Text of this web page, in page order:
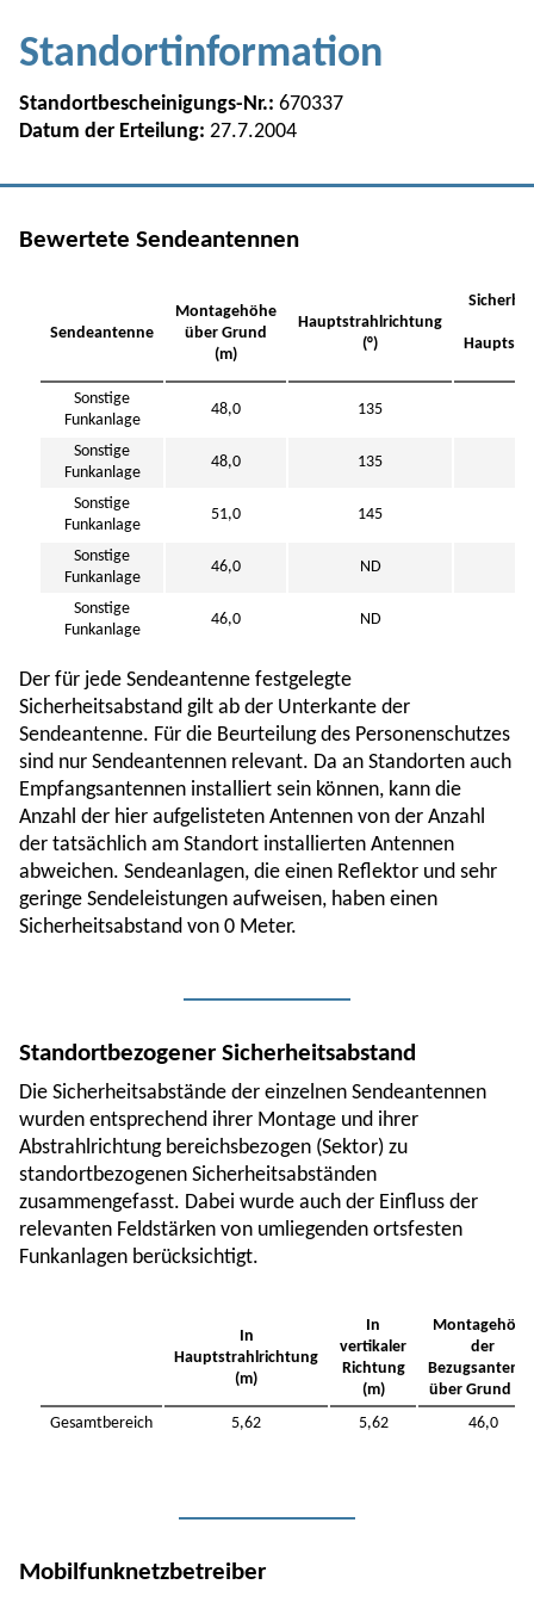
Standortinformation
Standortbescheinigungs-Nr.: 670337
Datum der Erteilung: 27.7.2004
Bewertete Sendeantennen
Sendeantenne
Montagehöhe
über Grund
(m)
Hauptstrahlrichtung
(°)
Sonstige
Funkanlage
48,0 135
Sonstige
Funkanlage
48,0 135
Sonstige
Funkanlage
51,0 145
Sonstige
Funkanlage
46,0 ND
Sonstige
Funkanlage
46,0 ND
Der für jede Sendeantenne festgelegte
Sicherheitsabstand gilt ab der Unterkante der
Sendeantenne. Für die Beurteilung des Personenschutzes
sind nur Sendeantennen relevant. Da an Standorten auch
Empfangsantennen installiert sein können, kann die
Anzahl der hier aufgelisteten Antennen von der Anzahl
der tatsächlich am Standort installierten Antennen
abweichen. Sendeanlagen, die einen Reflektor und sehr
geringe Sendeleistungen aufweisen, haben einen
Sicherheitsabstand von 0 Meter.
Standortbezogener Sicherheitsabstand
Die Sicherheitsabstände der einzelnen Sendeantennen
wurden entsprechend ihrer Montage und ihrer
Abstrahlrichtung bereichsbezogen (Sektor) zu
standortbezogenen Sicherheitsabständen
zusammengefasst. Dabei wurde auch der Einfluss der
relevanten Feldstärken von umliegenden ortsfesten
Funkanlagen berücksichtigt.
In
Hauptstrahlrichtung
(m)
In
vertikaler
Richtung
(m)
Montagehöhe
der
über Grund
Gesamtbereich
5,62 5,62 46,0
Mobilfunknetzbetreiber